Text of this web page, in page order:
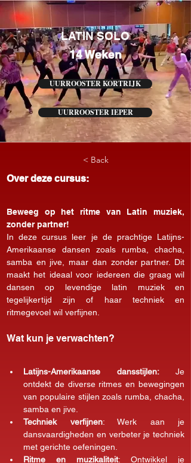
LATIN SOLO
14 Weken
UURROOSTER KORTRIJK
UURROOSTER IEPER
< Back
Over deze cursus:
Beweeg op het ritme van Latin muziek,
zonder partner!
In deze cursus leer je de prachtige Latijns-
Amerikaanse dansen zoals rumba, chacha,
samba en jive, maar dan zonder partner. Dit
maakt het ideaal voor iedereen die graag wil
dansen op levendige latin muziek en
tegelijkertijd zijn of haar techniek en
ritmegevoel wil verfijnen.
Wat kun je verwachten?
Latijns-Amerikaanse dansstijlen: Je
ontdekt de diverse ritmes en bewegingen
van populaire stijlen zoals rumba, chacha,
samba en jive.
Techniek verfijnen: Werk aan je
dansvaardigheden en verbeter je techniek
met gerichte oefeningen.
Ritme en muzikaliteit: Ontwikkel je